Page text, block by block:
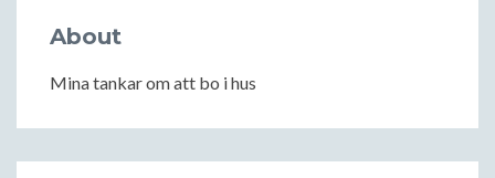
About
Mina tankar om att bo i hus